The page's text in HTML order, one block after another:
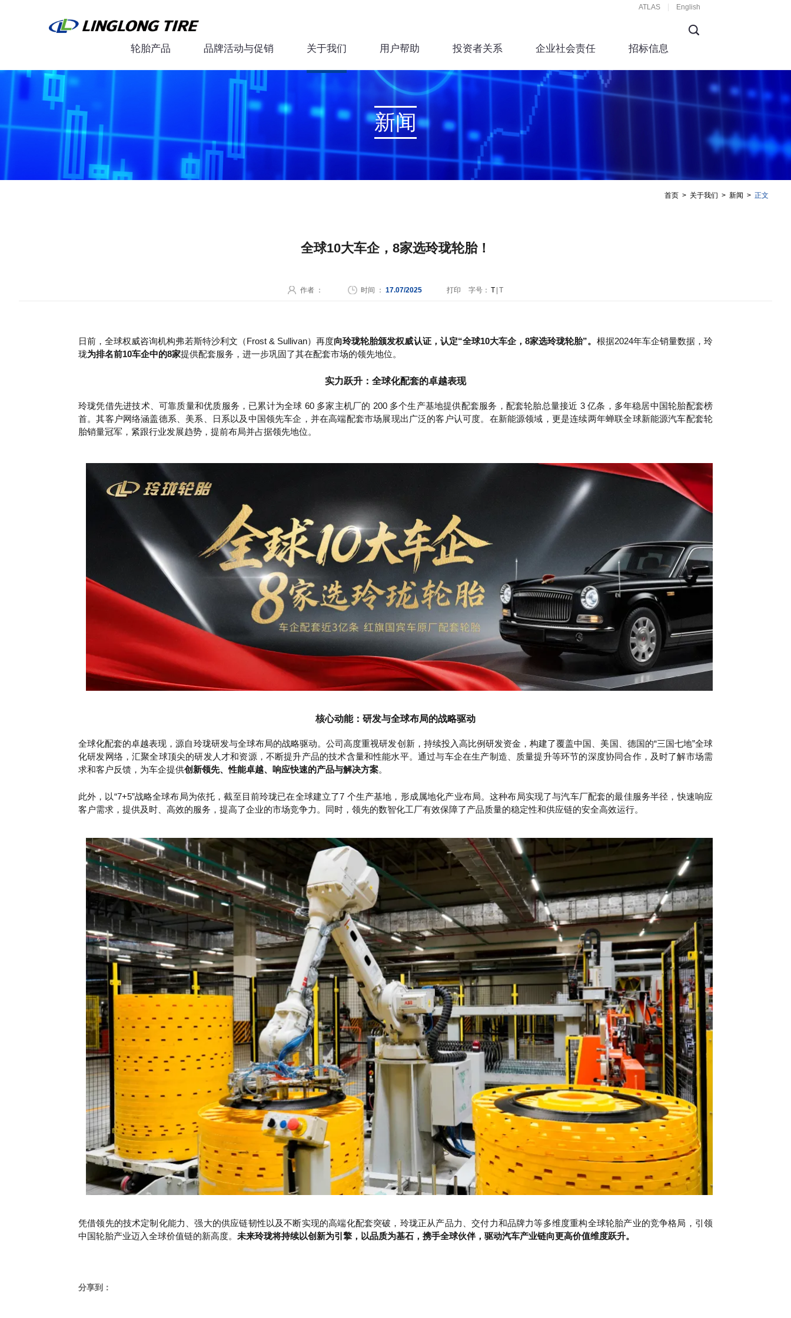
ATLAS English
轮胎产品 品牌活动与促销 关于我们 用户帮助 投资者关系 企业社会责任 招标信息
新闻
首页 > 关于我们 > 新闻 > 正文
全球10大车企，8家选玲珑轮胎！
作者 ： 时间 ： 17.07/2025 打印 字号： T | T
日前，全球权威咨询机构弗若斯特沙利文（Frost & Sullivan）再度向玲珑轮胎颁发权威认证， 认定“全球10大车企，8家选玲珑轮胎”。 根据2024年车企销量数据，玲
珑为排名前10车企中的8家提供配套服务，进一步巩固了其在配套市场的领先地位。
实力跃升：全球化配套的卓越表现
玲珑凭借先进技术、可靠质量和优质服务，已累计为全球 60 多家主机厂的 200 多个生产基地提供配套服务，配套轮胎总量接近 3 亿条，多年稳居中国轮胎配套榜
首。其客户网络涵盖德系、美系、日系以及中国领先车企，并在高端配套市场展现出广泛的客户认可度。在新能源领域，更是连续两年蝉联全球新能源汽车配套轮
胎销量冠军，紧跟行业发展趋势，提前布局并占据领先地位。
核心动能：研发与全球布局的战略驱动
全球化配套的卓越表现，源自玲珑研发与全球布局的战略驱动。公司高度重视研发创新，持续投入高比例研发资金，构建了覆盖中国、美国、德国的“三国七地”全球
化研发网络，汇聚全球顶尖的研发人才和资源，不断提升产品的技术含量和性能水平。通过与车企在生产制造、质量提升等环节的深度协同合作，及时了解市场需
求和客户反馈， 为车企提供创新领先、性能卓越、响应快速的产品与解决方案。
此外，以“7+5”战略全球布局为依托，截至目前玲珑已在全球建立了7 个生产基地，形成属地化产业布局。这种布局实现了与汽车厂配套的最佳服务半径，快速响应
客户需求，提供及时、高效的服务， 提高了企业的市场竞争力。同时，领先的数智化工厂有效保障了产品质量的稳定性和供应链的安全高效运行。
凭借领先的技术定制化能力、强大的供应链韧性以及不断实现的高端化配套突破，玲珑正从产品力、交付力和品牌力等多维度重构全球轮胎产业的竞争格局，引领
中国轮胎产业迈入全球价值链的新高度。 未来玲珑将持续以创新为引擎，以品质为基石，携手全球伙伴，驱动汽车产业链向更高价值维度跃升。
分享到：